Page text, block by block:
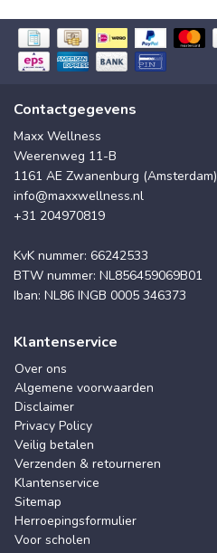
Contactgegevens
Maxx Wellness
Weerenweg 11-B
1161 AE Zwanenburg (Amsterdam)
info@maxxwellness.nl
+31 204970819
KvK nummer: 66242533
BTW nummer: NL856459069B01
Iban: NL86 INGB 0005 346373
Klantenservice
Over ons
Algemene voorwaarden
Disclaimer
Privacy Policy
Veilig betalen
Verzenden & retourneren
Klantenservice
Sitemap
Herroepingsformulier
Voor scholen